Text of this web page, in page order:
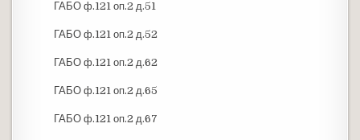
ГАБО ф.121 оп.2 д.51
ГАБО ф.121 оп.2 д.52
ГАБО ф.121 оп.2 д.62
ГАБО ф.121 оп.2 д.65
ГАБО ф.121 оп.2 д.67